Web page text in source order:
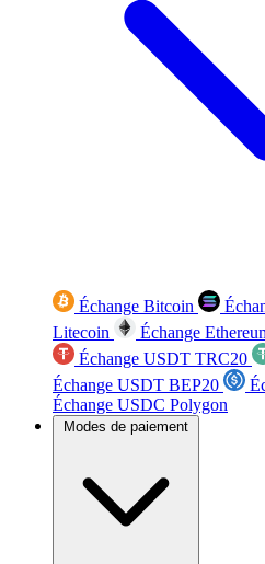
Échange Bitcoin
Litecoin
Échange
Échange USDT TRC20
Échange USDT BEP20
Échange USDC Polygon
Modes de paiement